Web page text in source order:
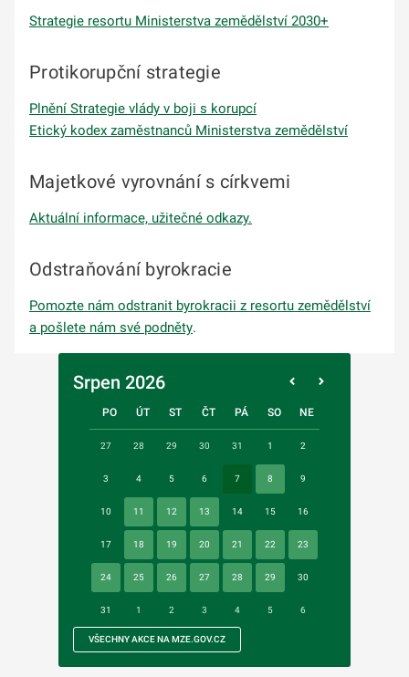
Strategie resortu Ministerstva zemědělství 2030+
Protikorupční strategie
Plnění Strategie vlády v boji s korupcí
Etický kodex zaměstnanců Ministerstva zemědělství
Majetkové vyrovnání s církvemi
Aktuální informace, užitečné odkazy.
Odstraňování byrokracie
Pomozte nám odstranit byrokracii z resortu zemědělství
a pošlete nám své podněty.
Srpen 2026
PO ÚT ST ČT PÁ SO NE
27 28 29 30 31 1 2
3 4 5 6 7 8 9
10 11 12 13 14 15 16
17 18 19 20 21 22 23
24 25 26 27 28 29 30
31 1 2 3 4 5 6
VŠECHNY AKCE NA MZE.GOV.CZ